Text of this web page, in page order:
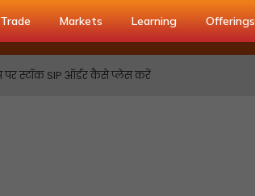
Trade Markets Learning Offerings
पर स्टॉक SIP ऑर्डर कैसे प्लेस करें